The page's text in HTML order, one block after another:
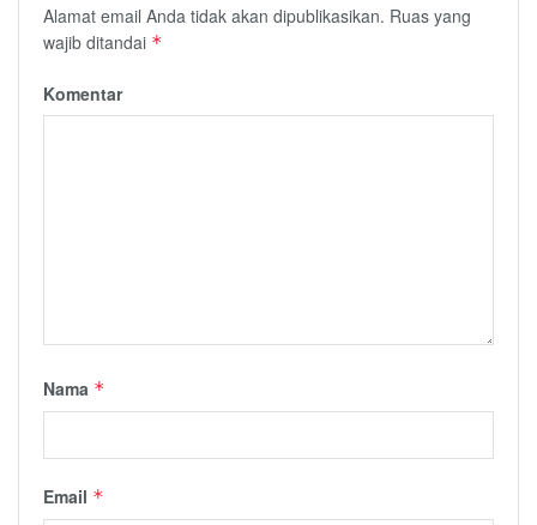
Alamat email Anda tidak akan dipublikasikan. Ruas yang
wajib ditandai *
Komentar
Nama *
Email *